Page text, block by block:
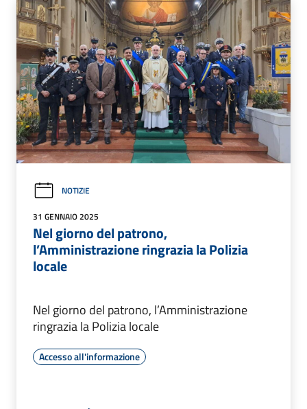
NOTIZIE
31 GENNAIO 2025
Nel giorno del patrono,
l’Amministrazione ringrazia la Polizia
locale
Nel giorno del patrono, l’Amministrazione
ringrazia la Polizia locale
Accesso all'informazione